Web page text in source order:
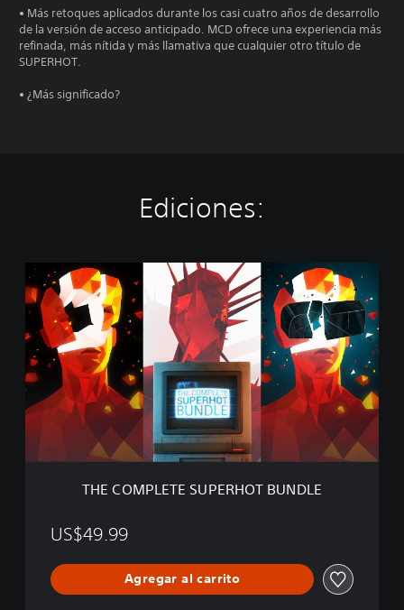
• Más retoques aplicados durante los casi cuatro años de desarrollo
de la versión de acceso anticipado. MCD ofrece una experiencia más
refinada, más nítida y más llamativa que cualquier otro título de
SUPERHOT.
• ¿Más significado?
Ediciones:
H
E
O
M
P
L
E
S
THE COMPLETE SUPERHOT BUNDLE
US$49.99
Agregar al carrito